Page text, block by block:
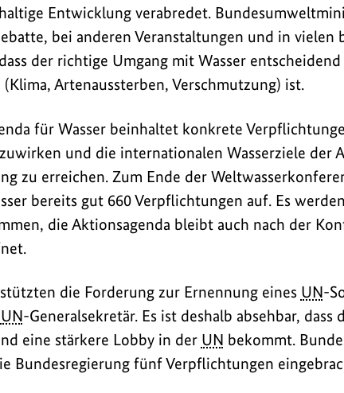
Entwicklung verabredet.
bei anderen Veranstaltungen und in vielen
der richtige Umgang mit Wasser
Artenaussterben, Verschmutzung) ist.
für Wasser beinhaltet konkrete
und die internationalen Wasserziele der
zu erreichen. Zum Ende der
bereits gut 660 Verpflichtungen auf. Es
die Aktionsagenda bleibt auch nach der
die Forderung zur Ernennung eines UN-
UN-Generalsekretär. Es ist deshalb absehbar, dass
eine stärkere Lobby in der UN bekommt.
Bundesregierung fünf Verpflichtungen